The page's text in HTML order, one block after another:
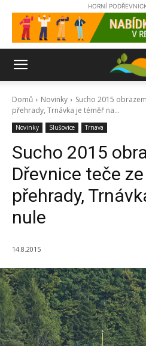
HORNÍ
Domů Novinky
Sucho 2015
přehrady, Trnávka je téměř na...
Novinky Slušovice Trnava
Sucho 2015
Dřevnice teče
přehrady,
nule
14.8.2015